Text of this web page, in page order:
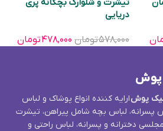
دریایی
۵۷۸,۰۰۰تومان ۴۷۸,۰۰۰تومان
پوش
پوشارایه کننده انواع پوشاک و لباس
پسرانه، لباس بچه شامل پیراهن، تیشرت
دخترانه و پسرانه، لباس راحتی و